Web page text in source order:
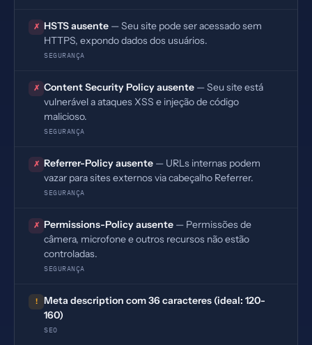
✗ HSTS ausente — Seu site pode ser acessado sem
HTTPS, expondo dados dos usuários.
SEGURANÇA
✗ Content Security Policy ausente — Seu site está
vulnerável a ataques XSS e injeção de código
malicioso.
SEGURANÇA
✗ Referrer-Policy ausente — URLs internas podem
vazar para sites externos via cabeçalho Referrer.
SEGURANÇA
✗ Permissions-Policy ausente — Permissões de
câmera, microfone e outros recursos não estão
controladas.
SEGURANÇA
!
Meta description com 36 caracteres (ideal: 120-
160)
SEO